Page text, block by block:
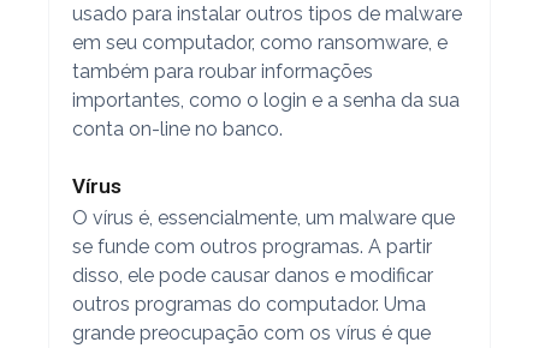
usado para instalar outros tipos de malware
em seu computador, como ransomware, e
também para roubar informações
importantes, como o login e a senha da sua
conta on-line no banco.
Vírus
O vírus é, essencialmente, um malware que
se funde com outros programas. A partir
disso, ele pode causar danos e modificar
outros programas do computador. Uma
grande preocupação com os vírus é que